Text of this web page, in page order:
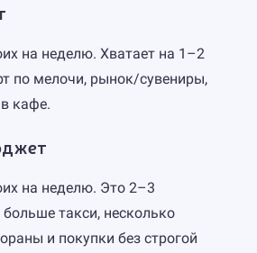
на неделю. Хватает на 1–2
по мелочи, рынок/сувениры,
кафе.
на неделю. Это 2–3
такси, несколько
и покупки без строгой